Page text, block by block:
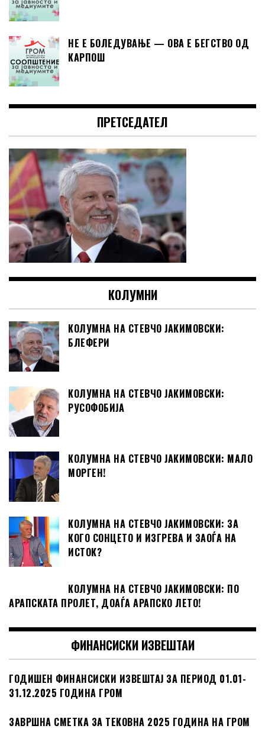
НЕ Е БОЛЕДУВАЊЕ — ОВА Е БЕГСТВО ОД
КАРПОШ
ПРЕТСЕДАТЕЛ
КОЛУМНИ
КОЛУМНА НА СТЕВЧО ЈАКИМОВСКИ:
БЛЕФЕРИ
КОЛУМНА НА СТЕВЧО ЈАКИМОВСКИ:
РУСОФОБИЈА
КОЛУМНА НА СТЕВЧО ЈАКИМОВСКИ: МАЛО
МОРГЕН!
КОЛУМНА НА СТЕВЧО ЈАКИМОВСКИ: ЗА
КОГО СОНЦЕТО И ИЗГРЕВА И ЗАОЃА НА
ИСТОК?
КОЛУМНА НА СТЕВЧО ЈАКИМОВСКИ: ПО
АРАПСКАТА ПРОЛЕТ, ДОАЃА АРАПСКО ЛЕТО!
ФИНАНСИСКИ ИЗВЕШТАИ
ГОДИШЕН ФИНАНСИСКИ ИЗВЕШТАЈ ЗА ПЕРИОД 01.01-
31.12.2025 ГОДИНА ГРОМ
ЗАВРШНА СМЕТКА ЗА ТЕКОВНА 2025 ГОДИНА НА ГРОМ